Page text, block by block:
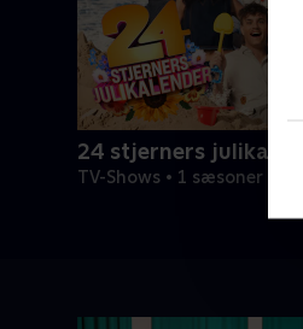
24 stjerners
TV-Shows • 1 sæsoner